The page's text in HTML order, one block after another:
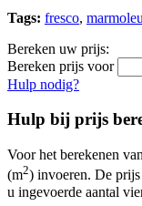
Tags: fresco,
Bereken uw prijs:
Bereken prijs voor
Hulp nodig?
Hulp bij prijs
Voor het berekenen
(m2) invoeren. De
u ingevoerde aantal